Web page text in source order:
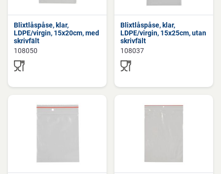
Blixtlåspåse, klar,
LDPE/virgin, 15x20cm, med
skrivfält
108050
Blixtlåspåse, klar,
LDPE/virgin, 15x25cm, utan
skrivfält
108037